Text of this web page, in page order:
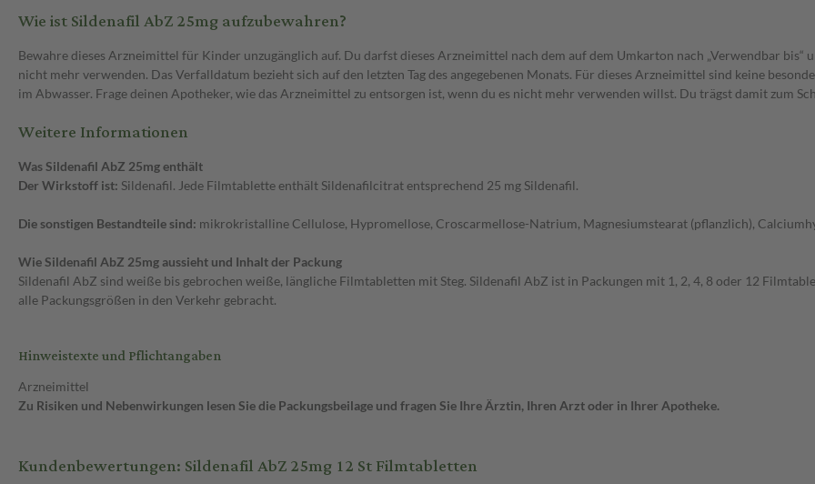
Wie ist Sildenafil AbZ 25mg aufzubewahren?
Bewahre dieses Arzneimittel für Kinder unzugänglich auf. Du darfst dieses Arzneimittel nach dem auf dem Umkarton nach „Verwendbar bis“
nicht mehr verwenden. Das Verfalldatum bezieht sich auf den letzten Tag des angegebenen Monats. Für dieses Arzneimittel sind keine
im Abwasser. Frage deinen Apotheker, wie das Arzneimittel zu entsorgen ist, wenn du es nicht mehr verwenden willst. Du trägst damit zum
Weitere Informationen
Was Sildenafil AbZ 25mg enthält
Der Wirkstoff ist: Sildenafil. Jede Filmtablette enthält Sildenafilcitrat entsprechend 25 mg Sildenafil.
Die sonstigen Bestandteile sind: mikrokristalline Cellulose, Hypromellose, Croscarmellose-Natrium, Magnesiumstearat (pflanzlich),
Wie Sildenafil AbZ 25mg aussieht und Inhalt der Packung
Sildenafil AbZ sind weiße bis gebrochen weiße, längliche Filmtabletten mit Steg. Sildenafil AbZ ist in Packungen mit 1, 2, 4, 8 oder 12
alle Packungsgrößen in den Verkehr gebracht.
Hinweistexte und Pflichtangaben
Arzneimittel
Zu Risiken und Nebenwirkungen lesen Sie die Packungsbeilage und fragen Sie Ihre Ärztin, Ihren Arzt oder in Ihrer Apotheke.
Kundenbewertungen: Sildenafil AbZ 25mg 12 St Filmtabletten